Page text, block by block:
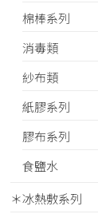
棉棒系列
消毒類
紗布類
紙膠系列
膠布系列
食鹽水
＊冰熱敷系列